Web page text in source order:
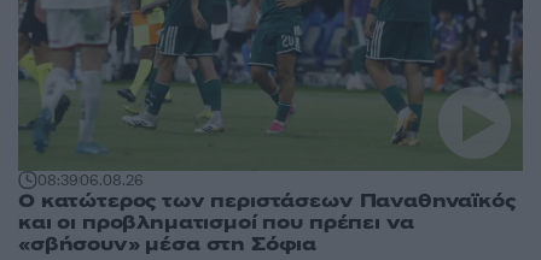
08:3906.08.26
Ο κατώτερος των περιστάσεων Παναθηναϊκός
και οι προβληματισμοί που πρέπει να
«σβήσουν» μέσα στη Σόφια